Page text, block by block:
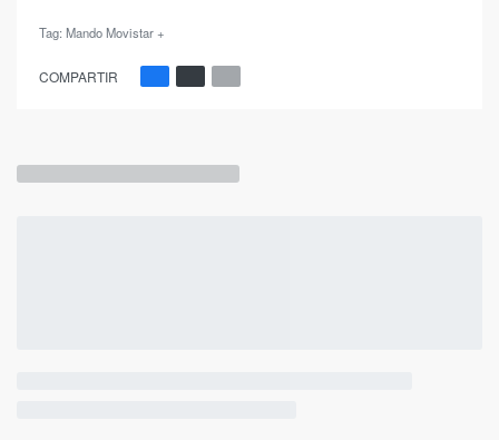
Tag: Mando Movistar +
COMPARTIR